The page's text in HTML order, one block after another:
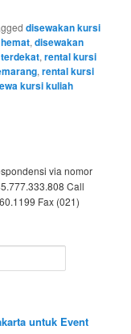
disewakan kursi
,disewakan
,rental kursi
,rental kursi
kursi kuliah
via nomor
Call
Fax (021)
untuk Event